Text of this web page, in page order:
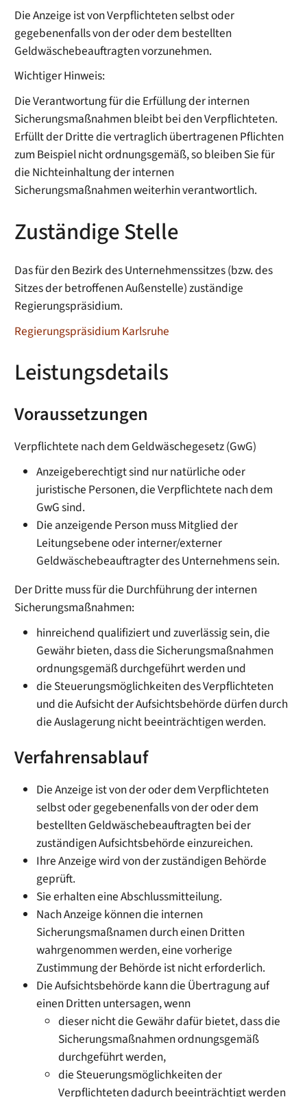
Die Anzeige ist von Verpflichteten selbst oder
gegebenenfalls von der oder dem bestellten
Geldwäschebeauftragten vorzunehmen.
Wichtiger Hinweis:
Die Verantwortung für die Erfüllung der internen
Sicherungsmaßnahmen bleibt bei den Verpflichteten.
Erfüllt der Dritte die vertraglich übertragenen Pflichten
zum Beispiel nicht ordnungsgemäß, so bleiben Sie für
die Nichteinhaltung der internen
Sicherungsmaßnahmen weiterhin verantwortlich.
Zuständige Stelle
Das für den Bezirk des Unternehmenssitzes (bzw. des
Sitzes der betroffenen Außenstelle) zuständige
Regierungspräsidium.
Regierungspräsidium Karlsruhe
Leistungsdetails
Voraussetzungen
Verpflichtete nach dem Geldwäschegesetz (GwG)
Anzeigeberechtigt sind nur natürliche oder
juristische Personen, die Verpflichtete nach dem
GwG sind.
Die anzeigende Person muss Mitglied der
Leitungsebene oder interner/externer
Geldwäschebeauftragter des Unternehmens sein.
Der Dritte muss für die Durchführung der internen
Sicherungsmaßnahmen:
hinreichend qualifiziert und zuverlässig sein, die
Gewähr bieten, dass die Sicherungsmaßnahmen
ordnungsgemäß durchgeführt werden und
die Steuerungsmöglichkeiten des Verpflichteten
und die Aufsicht der Aufsichtsbehörde dürfen durch
die Auslagerung nicht beeinträchtigen werden.
Verfahrensablauf
Die Anzeige ist von der oder dem Verpflichteten
selbst oder gegebenenfalls von der oder dem
bestellten Geldwäschebeauftragten bei der
zuständigen Aufsichtsbehörde einzureichen.
Ihre Anzeige wird von der zuständigen Behörde
geprüft.
Sie erhalten eine Abschlussmitteilung.
Nach Anzeige können die internen
Sicherungsmaßnamen durch einen Dritten
wahrgenommen werden, eine vorherige
Zustimmung der Behörde ist nicht erforderlich.
Die Aufsichtsbehörde kann die Übertragung auf
einen Dritten untersagen, wenn
dieser nicht die Gewähr dafür bietet, dass die
Sicherungsmaßnahmen ordnungsgemäß
durchgeführt werden,
die Steuerungsmöglichkeiten der
Verpflichteten dadurch beeinträchtigt werden